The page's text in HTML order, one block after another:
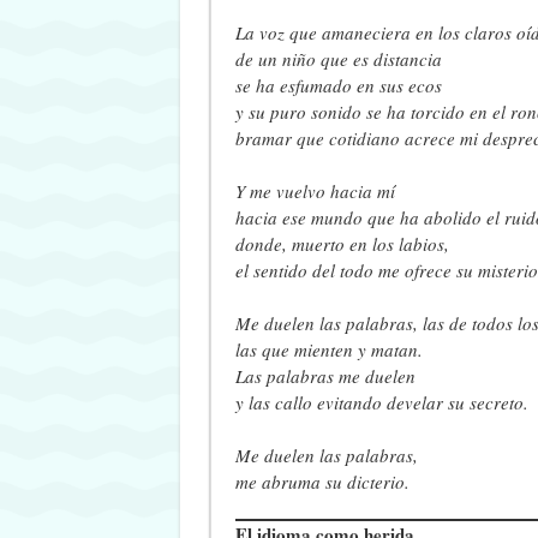
La voz que amaneciera en los claros
de un niño que es distancia
se ha esfumado en sus ecos
y su puro sonido se ha torcido en el
bramar que cotidiano acrece mi
Y me vuelvo hacia mí
hacia ese mundo que ha abolido el
donde, muerto en los labios,
el sentido del todo me ofrece su
Me duelen las palabras, las de todos
las que mienten y matan.
Las palabras me duelen
y las callo evitando develar su secreto.
Me duelen las palabras,
me abruma su dicterio.